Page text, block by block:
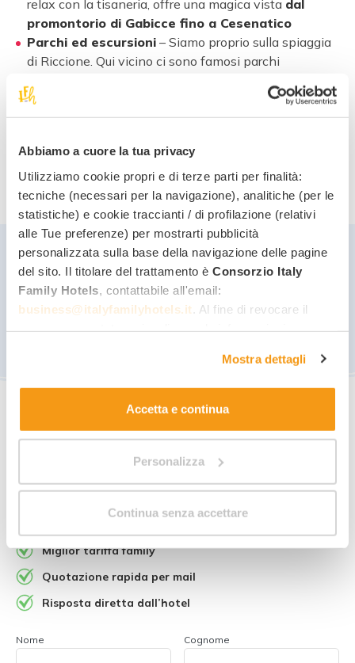
Abbiamo a cuore la tua privacy
Utilizziamo cookie propri e di terze parti per finalità:
tecniche (necessari per la navigazione), analitiche (per le
statistiche) e cookie traccianti / di profilazione (relativi
alle Tue preferenze) per mostrarti pubblicità
personalizzata sulla base della navigazione delle pagine
del sito. Il titolare del trattamento è Consorzio Italy
Family Hotels , contattabile all'email:
business@italyfamilyhotels.it . Al fine di revocare il
. Allo stesso link trovi la nostra informativa
estesa sui cookie.
Mostra dettagli
Accetta e continua
Personalizza
Continua senza accettare
relax con la tisaneria, offre una magica vista dal
promontorio di Gabicce fino a Cesenatico
Parchi ed escursioni – Siamo proprio sulla spiaggia
di Riccione. Qui vicino ci sono famosi parchi
visitare.
Contattaci e fai una richiesta qui sotto per ricevere il
preventivo su misura per te
Quotazione
Bambini gratisfino a 12 anni!
Richiedi informazioni per
questa offerta!
Miglior tariffa family
Quotazione rapida per mail
Risposta diretta dall’hotel
Nome Cognome